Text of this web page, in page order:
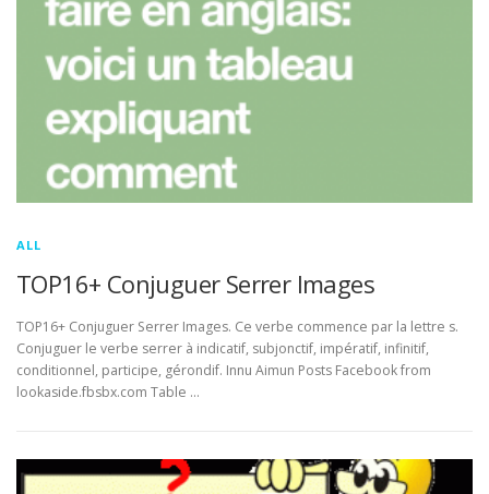
ALL
TOP16+ Conjuguer Serrer Images
TOP16+ Conjuguer Serrer Images. Ce verbe commence par la lettre s.
Conjuguer le verbe serrer à indicatif, subjonctif, impératif, infinitif,
conditionnel, participe, gérondif. Innu Aimun Posts Facebook from
lookaside.fbsbx.com Table …